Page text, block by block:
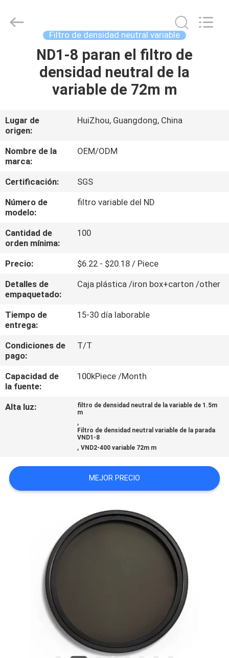
HOGAR
PRODUCTOS
SOBRE
NOSOTROS
VIAJE
DE
LA
DE
CALIDAD
ÉNTRENOS
EN
CONTACTO
CON
PIDA
MAPA
DEL
PRIVACY
POLICY
Shadow
Technology
Filtro de densidad neutral variable
ND1-8 paran el filtro de
densidad neutral de la
variable de 72m m
Lugar de
origen:
HuiZhou, Guangdong, China
Nombre de la
marca:
OEM/ODM
Certificación:
SGS
Número de
modelo:
filtro variable del ND
Cantidad de
orden mínima:
100
Precio:
$6.22 - $20.18 / Piece
Detalles de
empaquetado:
Caja plástica /iron box+carton /other
Tiempo de
entrega:
15-30 día laborable
Condiciones de
pago:
T/T
Capacidad de
la fuente:
100kPiece /Month
Alta luz:
filtro de densidad neutral de la variable de 1.5m
m
,
Filtro de densidad neutral variable de la parada
VND1-8
,VND2-400 variable 72m m
MEJOR PRECIO